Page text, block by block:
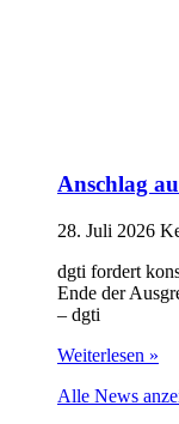
Anschlag
28. Juli 2026
dgti fordert
Ende der
– dgti
Weiterlesen »
Alle News